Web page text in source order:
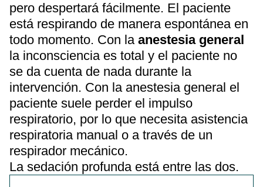
pero despertará fácilmente. El paciente
está respirando de manera espontánea en
todo momento. Con la anestesia general
la inconsciencia es total y el paciente no
se da cuenta de nada durante la
intervención. Con la anestesia general el
paciente suele perder el impulso
respiratorio, por lo que necesita asistencia
respiratoria manual o a través de un
respirador mecánico.
La sedación profunda está entre las dos.